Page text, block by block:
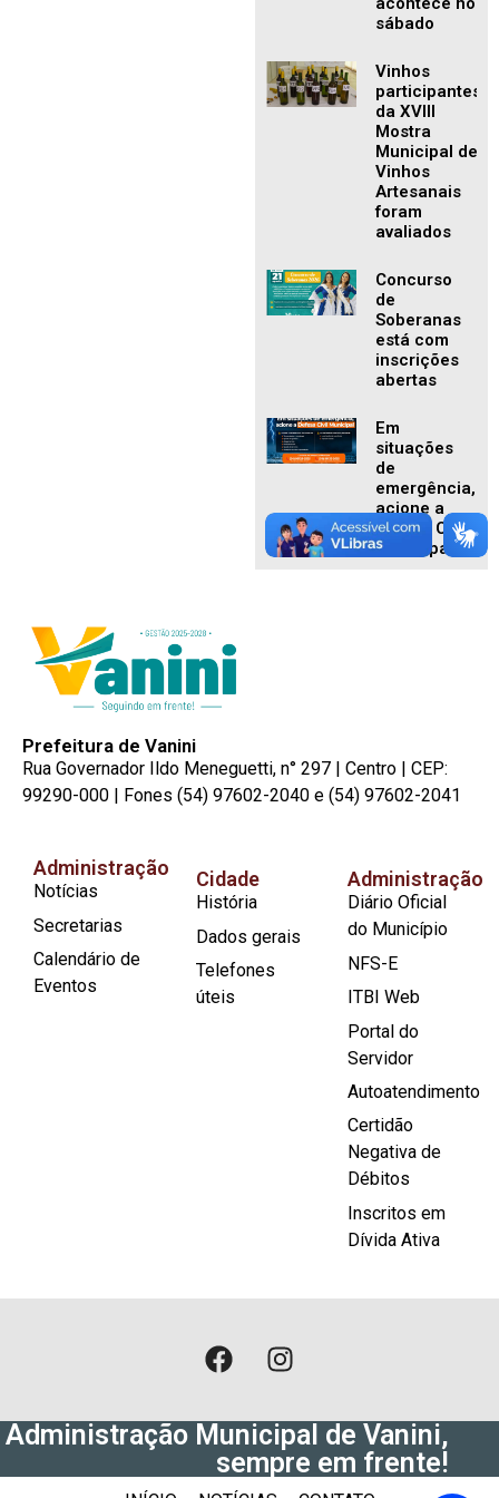
sábado
Vinhos
participantes
da XVIII
Mostra
Municipal de
Vinhos
Artesanais
foram
avaliados
Concurso
de
Soberanas
está com
inscrições
abertas
Em
situações
de
emergência,
acione a
Defesa Civil
Municipal
Prefeitura de Vanini
Rua Governador Ildo Meneguetti, n° 297 | Centro | CEP:
99290-000 | Fones (54) 97602-2040 e (54) 97602-2041
Administração
Notícias
Secretarias
Calendário de
Eventos
Cidade
História
Dados gerais
Telefones
úteis
Administração
Diário Oficial
do Município
NFS-E
ITBI Web
Portal do
Servidor
Autoatendimento
Certidão
Negativa de
Débitos
Inscritos em
Dívida Ativa
Administração Municipal de Vanini,
sempre em frente!